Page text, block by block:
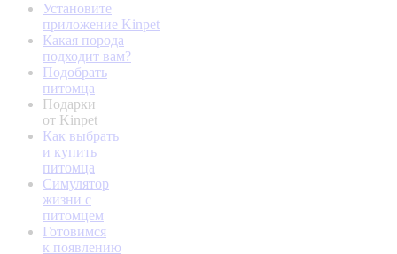
Установите
приложение Kinpet
Какая порода
подходит вам?
Подобрать
питомца
Подарки
от Kinpet
Как выбрать
и купить
питомца
Симулятор
жизни с
питомцем
Готовимся
к появлению